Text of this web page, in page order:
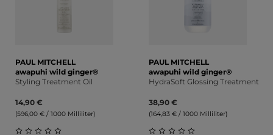
PAUL MITCHELL
awapuhi wild ginger®
Styling Treatment Oil
14,90 €
(596,00 € / 1000 Milliliter)
PAUL MITCHELL
awapuhi wild ginger®
HydraSoft Glossing Treatment
38,90 €
(164,83 € / 1000 Milliliter)